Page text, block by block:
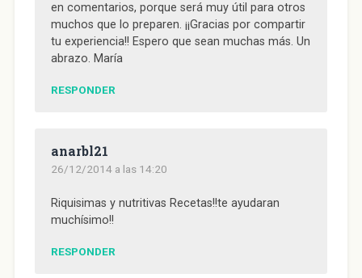
en comentarios, porque será muy útil para otros
muchos que lo preparen. ¡¡Gracias por compartir
tu experiencia!! Espero que sean muchas más. Un
abrazo. María
RESPONDER
anarbl21
26/12/2014 a las 14:20
Riquisimas y nutritivas Recetas!!te ayudaran
muchísimo!!
RESPONDER